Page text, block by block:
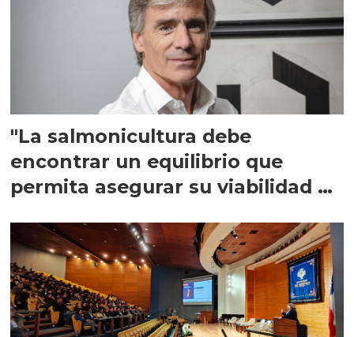
"La salmonicultura debe
encontrar un equilibrio que
permita asegurar su viabilidad de